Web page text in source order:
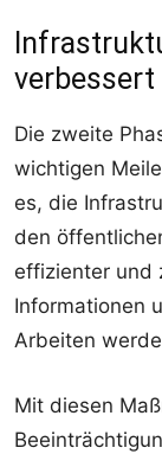
verbessert
Die zweite
wichtigen
es, die
den
effizienter und
Informationen
Arbeiten
Mit diesen